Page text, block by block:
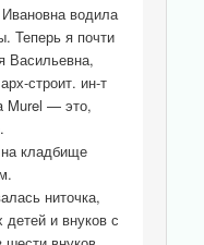
водила
Теперь я почти
Васильевна,
строит. ин-т
Murel — это,
кладбище
ниточка,
и внуков с